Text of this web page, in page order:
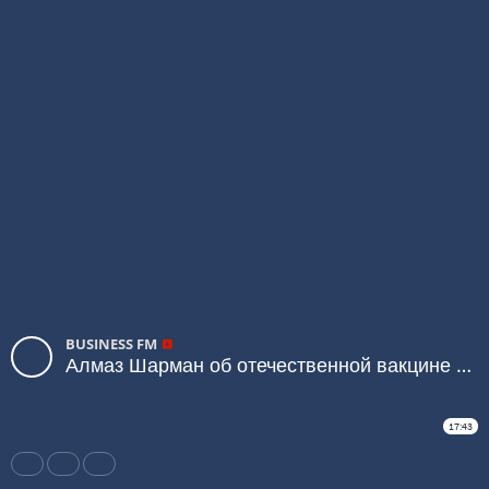
BUSINESS FM
Алмаз Шарман об отечественной вакцине и коронавирусе
17:43
Share